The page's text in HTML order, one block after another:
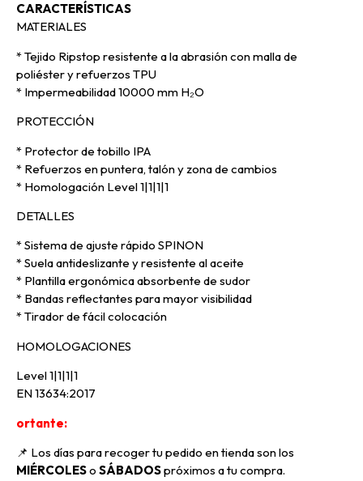
CARACTERÍSTICAS
MATERIALES
* Tejido Ripstop resistente a la abrasión con malla de
poliéster y refuerzos TPU
* Impermeabilidad 10000 mm H₂O
PROTECCIÓN
* Protector de tobillo IPA
* Refuerzos en puntera, talón y zona de cambios
* Homologación Level 1|1|1|1
DETALLES
* Sistema de ajuste rápido SPINON
* Suela antideslizante y resistente al aceite
* Plantilla ergonómica absorbente de sudor
* Bandas reflectantes para mayor visibilidad
* Tirador de fácil colocación
HOMOLOGACIONES
Level 1|1|1|1
EN 13634:2017
ortante:
📌 Los días para recoger tu pedido en tienda son los
MIÉRCOLESo SÁBADOSpróximos a tu compra.